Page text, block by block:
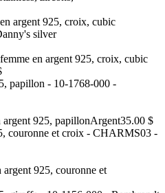
en argent 925, croix, cubic
argent 925, papillonArgent35.00 $
argent 925, couronne et